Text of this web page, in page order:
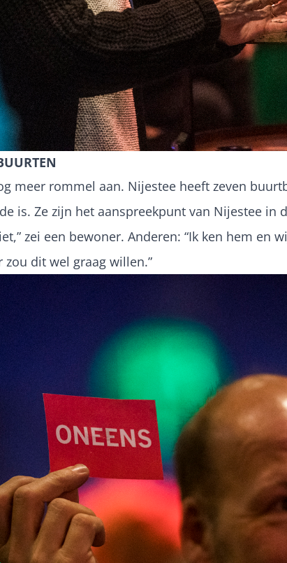
meer rommel aan. Nijestee heeft zeven
is. Ze zijn het aanspreekpunt van Nijestee in
zei een bewoner. Anderen: “Ik ken hem en
zou dit wel graag willen.”